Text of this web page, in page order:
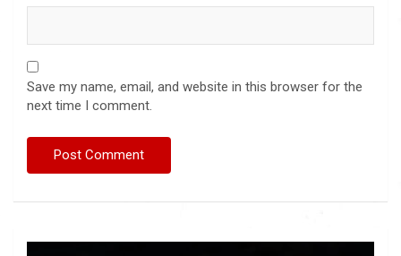
Save my name, email, and website in this browser for the
next time I comment.